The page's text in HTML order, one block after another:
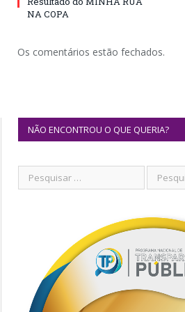
NA COPA
Os comentários estão fechados.
NÃO ENCONTROU O QUE QUERIA?